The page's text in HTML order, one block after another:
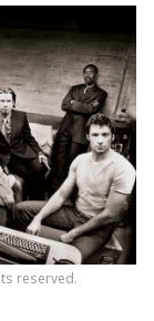
reserved.